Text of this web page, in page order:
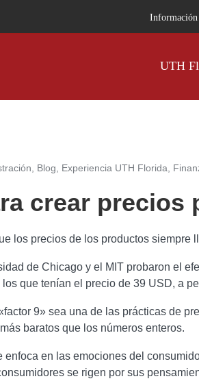
UTH
Blog Experiencia UTH Florida
crear precios
los precios de los productos siempre
de Chicago y el MIT probaron el
que tenían el precio de 39 USD, a
9» sea una de las prácticas de
baratos que los números enteros.
enfoca en las emociones del
se rigen por sus